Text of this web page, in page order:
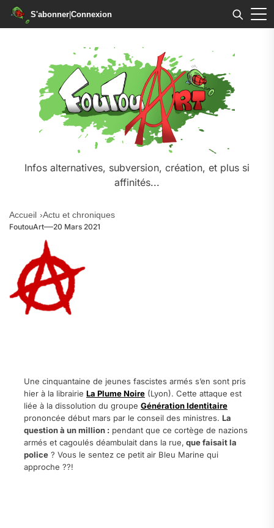
S'abonner|Connexion
Infos alternatives, subversion, création, et plus si
affinités...
Accueil Actu et chroniques
FoutouArt 20 Mars 2021
Une cinquantaine de jeunes fascistes armés s’en sont pris
hier à la librairie La Plume Noire (Lyon). Cette attaque est
liée à la dissolution du groupe Génération Identitaire
prononcée début mars par le conseil des ministres. La
question à un million : pendant que ce cortège de nazions
armés et cagoulés déambulait dans la rue, que faisait la
police ? Vous le sentez ce petit air Bleu Marine qui
approche ??!